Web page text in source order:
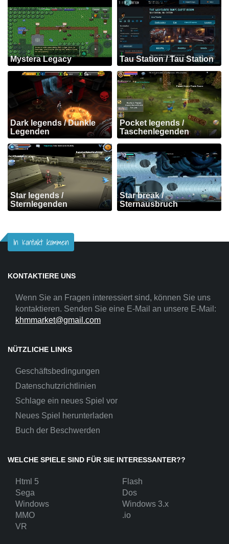
Mystera Legacy Tau Station / Tau Station
Dark legends / Dunkle
Legenden
Pocket legends /
Taschenlegenden
Star legends /
Sternlegenden
Star break /
Sternausbruch
In Kontakt kommen
KONTAKTIERE UNS
Wenn Sie an Fragen interessiert sind, können Sie uns
kontaktieren. Senden Sie eine E-Mail an unsere E-Mail:
khmmarket@gmail.com
NÜTZLICHE LINKS
Geschäftsbedingungen
Datenschutzrichtlinien
Schlage ein neues Spiel vor
Neues Spiel herunterladen
Buch der Beschwerden
WELCHE SPIELE SIND FÜR SIE INTERESSANTER??
Html 5
Flash
Sega
Dos
Windows
Windows 3.x
MMO
.io
VR